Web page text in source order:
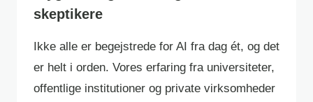
skeptikere
Ikke alle er begejstrede for AI fra dag ét, og det
er helt i orden. Vores erfaring fra universiteter,
offentlige institutioner og private virksomheder